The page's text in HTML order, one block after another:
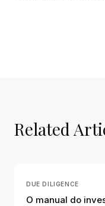
Related
DUE DILIGENCE
O manual do